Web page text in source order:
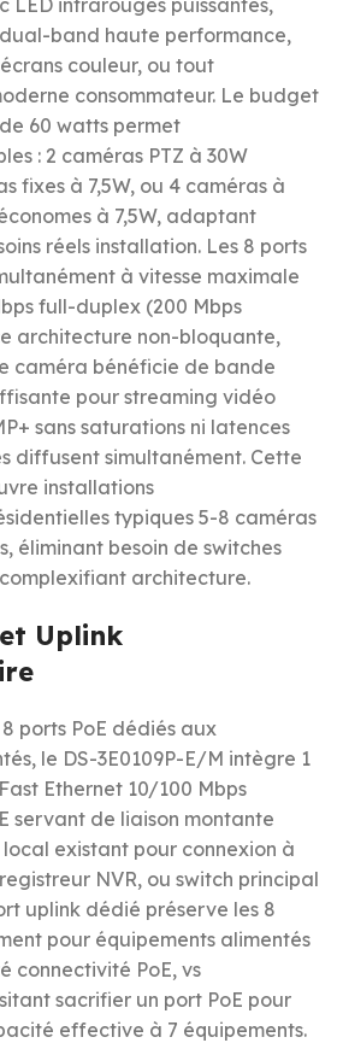
LED infrarouges puissantes,
dual-band haute performance,
couleur, ou tout
consommateur. Le budget
60 watts permet
: 2 caméras PTZ à 30W
fixes à 7,5W, ou 4 caméras à
à 7,5W, adaptant
réels installation. Les 8 ports
à vitesse maximale
full-duplex (200 Mbps
architecture non-bloquante,
caméra bénéficie de bande
pour streaming vidéo
sans saturations ni latences
diffusent simultanément. Cette
installations
typiques 5-8 caméras
éliminant besoin de switches
architecture.
Uplink
ports PoE dédiés aux
le DS-3E0109P-E/M intègre 1
Ethernet 10/100 Mbps
servant de liaison montante
existant pour connexion à
NVR, ou switch principal
uplink dédié préserve les 8
pour équipements alimentés
connectivité PoE, vs
sacrifier un port PoE pour
effective à 7 équipements.